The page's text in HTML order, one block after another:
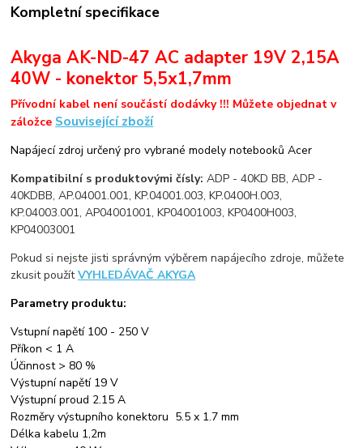
Kompletní specifikace
Akyga AK-ND-47 AC adapter 19V 2,15A
40W - konektor 5,5x1,7mm
Přívodní kabel není součástí dodávky !!! Můžete objednat v
záložce Související zboží
Napájecí zdroj určený pro vybrané modely notebooků Acer
Kompatibilní s produktovými čísly:ADP - 40KD BB, ADP -
40KDBB, AP.04001.001, KP.04001.003, KP.0400H.003,
KP.04003.001, AP04001001, KP04001003, KP0400H003,
KP04003001
Pokud si nejste jisti správným výběrem napájecího zdroje, můžete
zkusit použítVYHLEDÁVAČ AKYGA
Parametry produktu:
Vstupní napětí 100 - 250 V
Příkon < 1 A
Účinnost > 80 %
Výstupní napětí 19 V
Výstupní proud 2.15 A
Rozměry výstupního konektoru 5.5 x 1.7 mm
Délka kabelu 1,2m